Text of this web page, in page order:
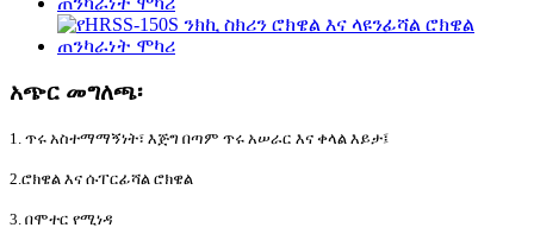
አጭር መግለጫ፡
1. ጥሩ አስተማማኝነት፣ እጅግ በጣም ጥሩ አሠራር እና ቀላል እይታ፤
2.ሮክዌል እና ሱፐርፊሻል ሮክዌል
3. በሞተር የሚነዳ